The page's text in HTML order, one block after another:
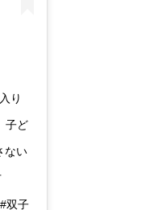
り
子ど
ない
双子